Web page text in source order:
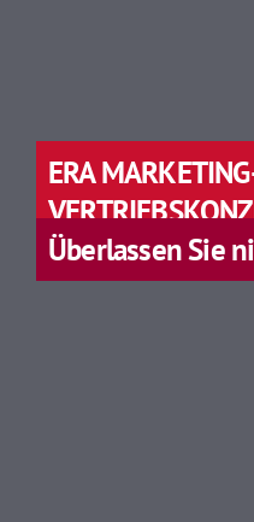
ERA
Überlassen Sie